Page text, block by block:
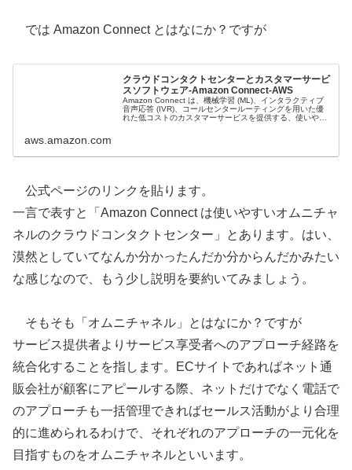
では Amazon Connect とはなにか？ですが
クラウドコンタクトセンターとカスタマーサービ
スソフトウェア-Amazon Connect-AWS
Amazon Connect は、機械学習 (ML)、インタラクティブ
音声応答 (IVR)、コールセンタールーティングを用いた優
れた低コストのカスタマーサービスを提供する、使いやす
aws.amazon.com
公式ページのリンクを貼ります。
一言で表すと「 Amazon Connect は使いやすいオムニチャ
ネルのクラウドコンタクトセンター 」とあります。はい、
漠然としていてなんか分かったんだか分からんだかみたい
な感じなので、もう少し説明を要約いてみましょう。
そもそも「オムニチャネル」とはなにか？ですが
サービス提供者よりサービス享受者へのアプローチ経路を
統合化することを指します。ECサイトであればネット通
販会社が顧客にアピールする際、ネットだけでなく電話で
のアプローチも一括管理できればセールス活動がより合理
的に進められるわけで、それぞれのアプローチの一元化を
目指すものをオムニチャネルといいます。